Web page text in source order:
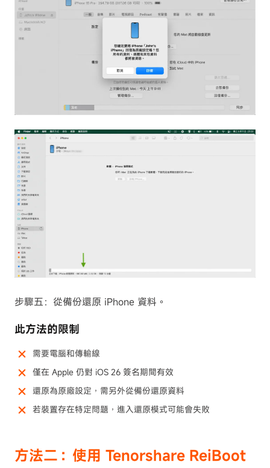
步驟五：從備份還原 iPhone 資料。
此方法的限制
需要電腦和傳輸線
僅在 Apple 仍對 iOS 26 簽名期間有效
還原為原廠設定，需另外從備份還原資料
若裝置存在特定問題，進入還原模式可能會失敗
方法二：使用 Tenorshare ReiBoot